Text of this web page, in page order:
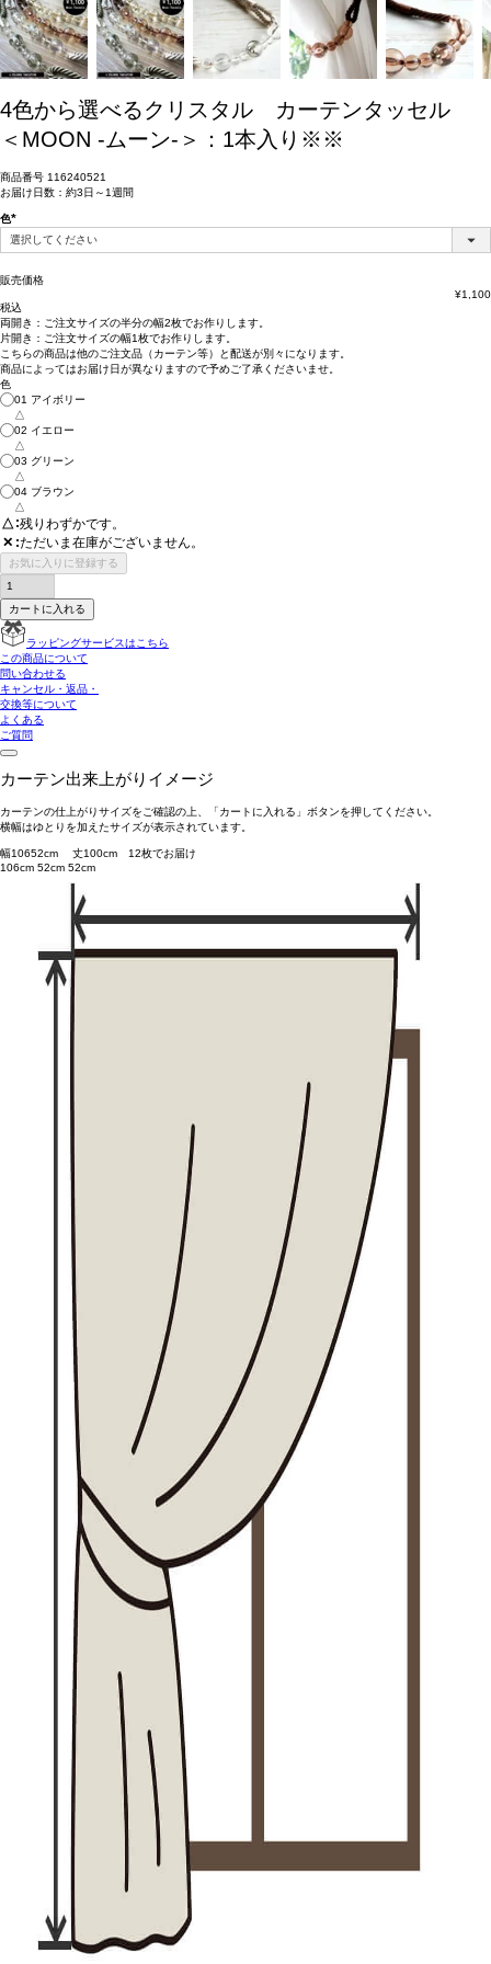
4色から選べるクリスタル カーテンタッセル
＜MOON -ムーン-＞：1本入り※※
商品番号 116240521
お届け日数：約3日～1週間
色
(必
須)
販売価格
¥1,100
税込
両開き： ご注文サイズの半分の幅2枚でお作りします。
片開き： ご注文サイズの幅1枚でお作りします。
こちらの商品は他のご注文品（カーテン等）と配送が別々 になります。
商品によってはお届け日が異なりますので予めご了承くださいませ。
色
01 アイボリー
△
02 イエロー
△
03 グリーン
△
04 ブラウン
△
△ 残りわずかです。
✕ ただいま在庫がございません。
お気に入りに登録する
カートに入れる
ラッピングサービスはこちら
この商品について
問い合わせる
キャンセル・返品・
交換等について
よくある
ご質問
カーテン出来上がりイメージ
カーテンの仕上がりサイズをご確認の上、「カートに入れる」ボタンを押してください。
横幅はゆとりを加えたサイズが表示されています。
幅10652cm 丈100cm 12枚でお届け
106cm 52cm 52cm